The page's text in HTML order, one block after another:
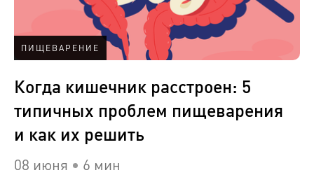
ПИЩЕВАРЕНИЕ
Когда кишечник расстроен: 5
типичных проблем пищеварения
и как их решить
08 июня 6 мин